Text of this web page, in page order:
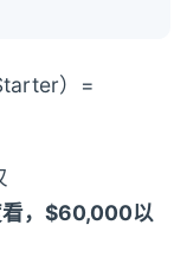
）=
，$60,000以